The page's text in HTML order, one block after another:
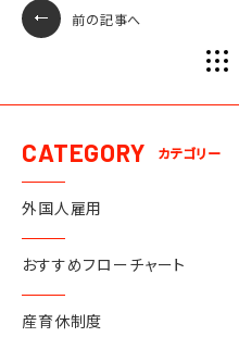
前の記事へ
CATEGORY カテゴリー
外国人雇用
おすすめフローチャート
産育休制度